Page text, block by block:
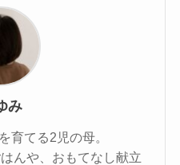
み
育てる2児の母。
んや、おもてなし献立